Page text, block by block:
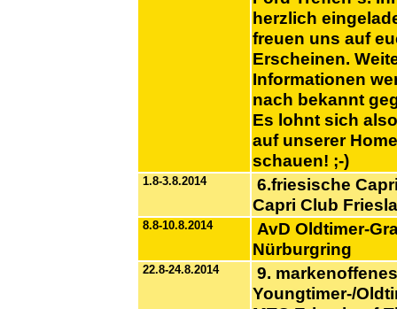
herzlich
freuen uns auf
Erscheinen.
Informationen
nach bekannt
Es lohnt sich
auf unserer
schauen! ;-)
1.8-3.8.2014
6.friesische
Capri Club
8.8-10.8.2014
AvD Oldtimer-
Nürburgring
22.8-24.8.2014
9. markenoffenes
Youngtimer-/